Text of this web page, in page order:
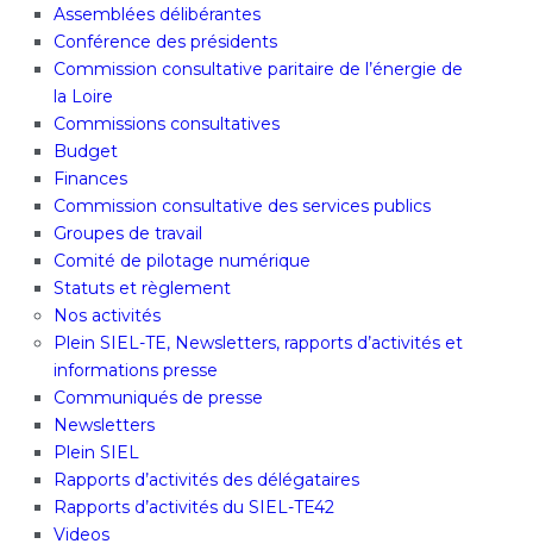
Assemblées délibérantes
Conférence des présidents
Commission consultative paritaire de l’énergie de
la Loire
Commissions consultatives
Budget
Finances
Commission consultative des services publics
Groupes de travail
Comité de pilotage numérique
Statuts et règlement
Nos activités
Plein SIEL-TE, Newsletters, rapports d’activités et
informations presse
Communiqués de presse
Newsletters
Plein SIEL
Rapports d’activités des délégataires
Rapports d’activités du SIEL-TE42
Videos